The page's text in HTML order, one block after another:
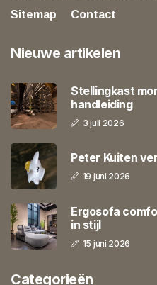
Sitemap
Contact
Nieuwe artikelen
Stellingkast
handleiding
3 juli 2026
Peter Kuiten
19 juni 2026
Ergosofa
in stijl
15 juni 2026
Categorieën